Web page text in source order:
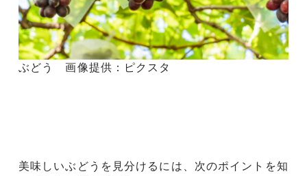
ぶどう 画像提供：ピクスタ
美味しいぶどうを見分けるには、次のポイントを知